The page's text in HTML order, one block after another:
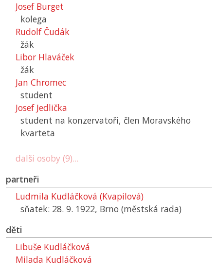
Josef Burget
kolega
Rudolf Čudák
žák
Libor Hlaváček
žák
Jan Chromec
student
Josef Jedlička
student na konzervatoři, člen Moravského
kvarteta
další osoby (9)...
partneři
Ludmila Kudláčková (Kvapilová)
sňatek: 28. 9. 1922, Brno (městská rada)
děti
Libuše Kudláčková
Milada Kudláčková